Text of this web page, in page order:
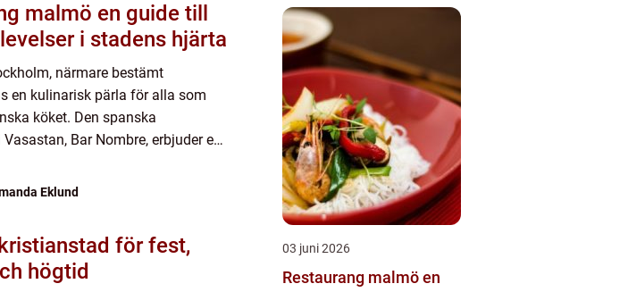
en guide till
i stadens hjärta
närmare bestämt
en kulinarisk pärla för alla som
köket. Den spanska
Bar Nombre, erbjuder en
Eklund
för fest,
högtid
03 juni 2026
Restaurang malmö en